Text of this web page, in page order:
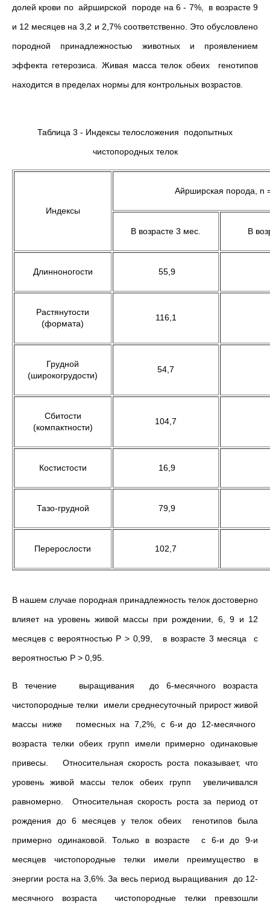
долей крови по айрширской породе на 6 - 7%, в возрасте 9
и 12 месяцев на 3,2 и 2,7% соответственно. Это обусловлено
породной принадлежностью животных и проявлением
эффекта гетерозиса. Живая масса телок обеих генотипов
находится в пределах нормы для контрольных возрастов.
Таблица 3 - Индексы телосложения подопытных
чистопородных телок
Индексы
Айрширская порода, n
В возрасте 3 мес. В
Длинноногости 55,9
Растянутости
(формата)
116,1
Грудной
(широкогрудости)
54,7
Сбитости
(компактности)
104,7
Костистости 16,9
Тазо-грудной 79,9
Перерослости 102,7
В нашем случае породная принадлежность телок достоверно
влияет на уровень живой массы при рождении, 6, 9 и 12
месяцев с вероятностью Р > 0,99, в возрасте 3 месяца с
вероятностью Р > 0,95.
В течение выращивания до 6-месячного возраста
чистопородные телки имели среднесуточный прирост живой
массы ниже помесных на 7,2%, с 6-и до 12-месячного
возраста телки обеих групп имели примерно одинаковые
привесы. Относительная скорость роста показывает, что
уровень живой массы телок обеих групп увеличивался
равномерно. Относительная скорость роста за период от
рождения до 6 месяцев у телок обеих генотипов была
примерно одинаковой. Только в возрасте с 6-и до 9-и
месяцев чистопородные телки имели преимущество в
энергии роста на 3,6%. За весь период выращивания до 12-
месячного возраста чистопородные телки превзошли